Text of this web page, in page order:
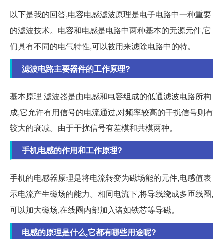
以下是我的回答,电容电感滤波原理是电子电路中一种重要
的滤波技术。电容和电感是电路中两种基本的无源元件,它
们具有不同的电气特性,可以被用来滤除电路中的特。
滤波电路主要器件的工作原理?
基本原理 滤波器是由电感和电容组成的低通滤波电路所构
成,它允许有用信号的电流通过,对频率较高的干扰信号则有
较大的衰减。由于干扰信号有差模和共模两种。
手机电感的作用和工作原理?
手机的电感器原理是将电流转变为磁场能的元件,电感值表
示电流产生磁场的能力。相同电流下,将导线绕成多匝线圈,
可以加大磁场,在线圈内部加入诸如铁芯等导磁。
电感的原理是什么,它都有哪些用途呢?